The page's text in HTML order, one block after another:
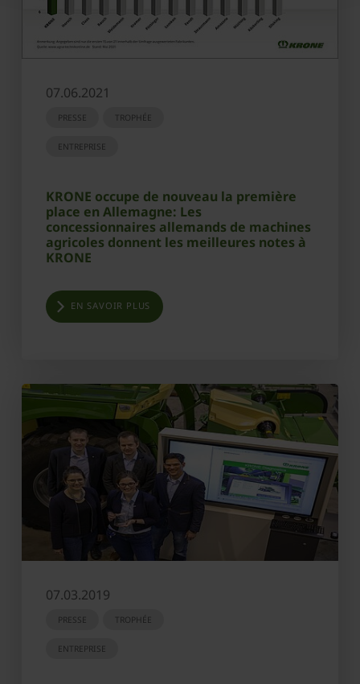
07.06.2021
PRESSE TROPHÉE
ENTREPRISE
KRONE occupe de nouveau la première
place en Allemagne: Les
concessionnaires allemands de machines
agricoles donnent les meilleures notes à
KRONE
EN SAVOIR PLUS
07.03.2019
PRESSE TROPHÉE
ENTREPRISE